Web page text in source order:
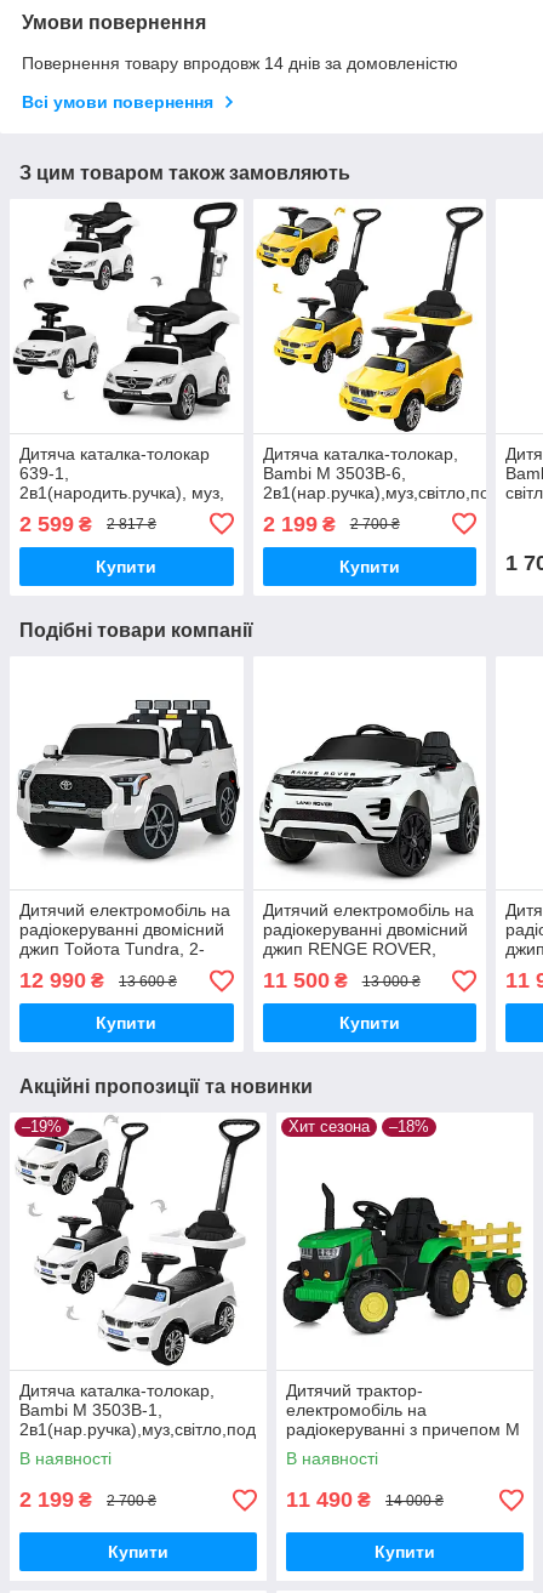
Умови повернення
Повернення товару впродовж 14 днів за домовленістю
Всі умови повернення
З цим товаром також замовляють
Дитяча каталка-толокар
639-1,
2в1(народить.ручка), муз,
підставка для ніг, на бат-
ке, білий
2 599 ₴ 2 817 ₴
Купити
Дитяча каталка-толокар,
Bambi M 3503B-6,
2 199₴ 2 700 ₴
Купити 1
Подібні товари компанії
Дитячий електромобіль на
радіокеруванні двомісний
джип Тойота Tundra, 2-
мотори M 6192EBLR-1
12 990 ₴ 13 600 ₴
Купити
Дитячий електромобіль на
радіокеруванні двомісний
джип RENGE ROVER,
2,4G, 2мотора45W,
1аккум12V9Ah, EVA, шкіра
11 500₴ 13 000 ₴
Купити
11
Акційні пропозиції та новинки
–19%
Дитяча каталка-толокар,
Bambi M 3503B-1,
2в1(нар.ручка),муз,світло,под
ст.для ніг,на бат-ке, білий
В наявності
2 199 ₴ 2 700 ₴
Купити
Хит сезона –18%
Дитячий трактор-
електромобіль на
радіокеруванні з причепом M
5852EBLR 2мотори35W,
1акум12V9AH, причеп, TF,
USB, EVA,шкiра
В наявності
11 490 ₴ 14 000 ₴
Купити